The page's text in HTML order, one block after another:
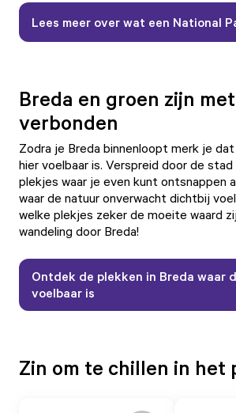
Lees meer over wat een National
Breda en groen zijn
verbonden
Zodra je Breda binnenloopt merk je
hier voelbaar is. Verspreid door de
plekjes waar je even kunt ontsnappen
waar de natuur onverwacht dichtbij
welke plekjes zeker de moeite waard
wandeling door Breda!
Ontdek de plekken in Breda waar
voelbaar is
Zin om te chillen in het